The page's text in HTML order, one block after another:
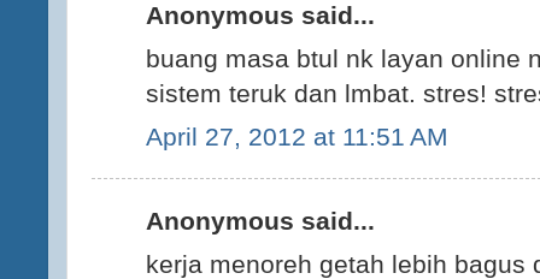
Anonymous said...
buang masa btul nk layan online
sistem teruk dan lmbat. stres!
April 27, 2012 at 11:51 AM
Anonymous said...
kerja menoreh getah lebih bagus